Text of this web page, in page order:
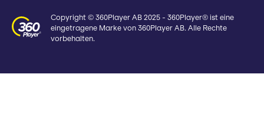
Copyright © 360Player AB 2025 - 360Player® ist eine
eingetragene Marke von 360Player AB. Alle Rechte
vorbehalten.